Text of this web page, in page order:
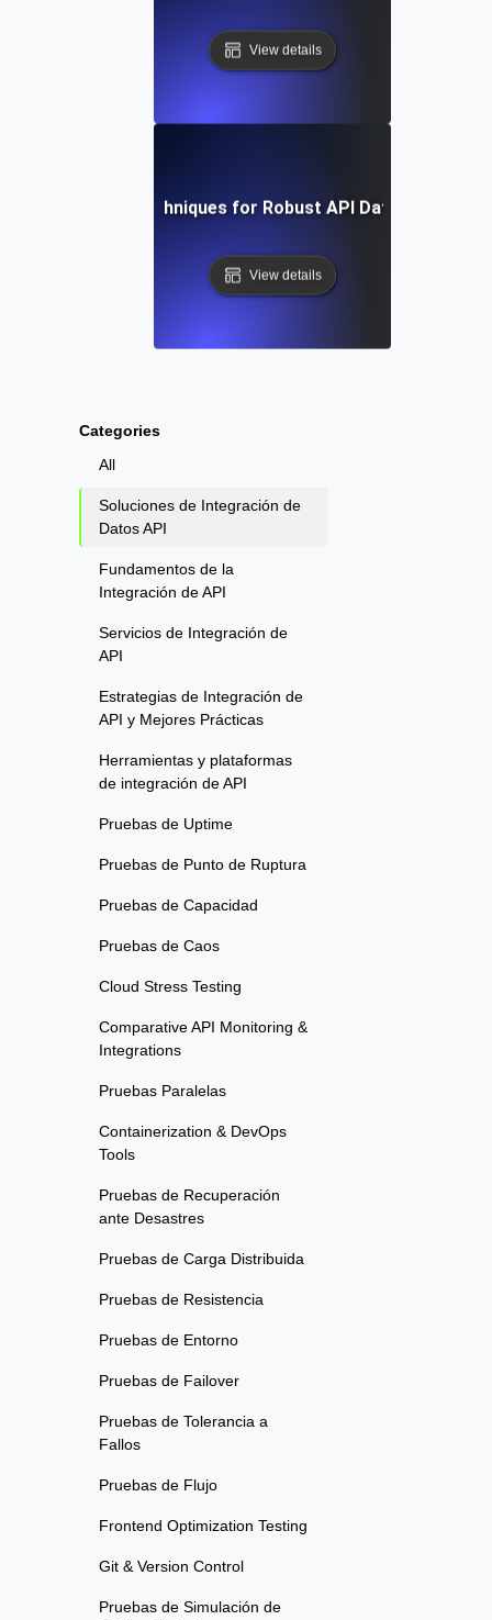
Categories
All
Soluciones de Integración de
Datos API
Fundamentos de la
Integración de API
Servicios de Integración de
API
Estrategias de Integración de
API y Mejores Prácticas
Herramientas y plataformas
de integración de API
Pruebas de Uptime
Pruebas de Punto de Ruptura
Pruebas de Capacidad
Pruebas de Caos
Cloud Stress Testing
Comparative API Monitoring &
Integrations
Pruebas Paralelas
Containerization & DevOps
Tools
Pruebas de Recuperación
ante Desastres
Pruebas de Carga Distribuida
Pruebas de Resistencia
Pruebas de Entorno
Pruebas de Failover
Pruebas de Tolerancia a
Fallos
Pruebas de Flujo
Frontend Optimization Testing
Git & Version Control
Pruebas de Simulación de
View details
Tools and Techniques for Robust API Data
View details